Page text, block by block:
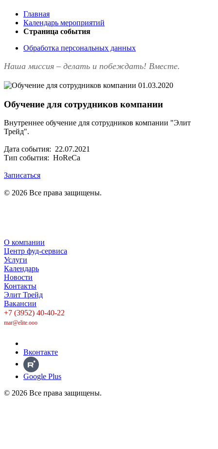
Главная
Календарь мероприятий
Страница события
Обработка персональных данных
Наша миссия – делать и побеждать! Вместе.
01.03.2020
Обучение для сотрудников компании
Внутреннее обучение для сотрудников компании "Элит
Трейд".
Дата события: 22.07.2021
Тип события: HoReCa
Записаться
© 2026 Все права защищены.
О компании
Центр фуд-сервиса
Услуги
Календарь
Новости
Контакты
Элит Трейд
Вакансии
+7 (3952) 40-40-22
mar@elite.ooo
Вконтакте
Google Plus
© 2026 Все права защищены.